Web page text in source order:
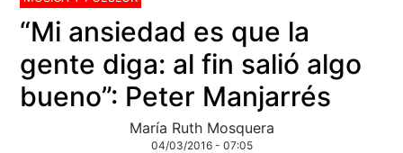
“Mi ansiedad es que la
gente diga: al fin salió algo
bueno”: Peter Manjarrés
María Ruth Mosquera
04/03/2016 - 07:05